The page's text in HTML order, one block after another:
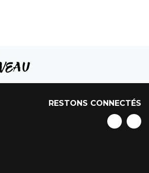
RESTONS CONNECTÉS